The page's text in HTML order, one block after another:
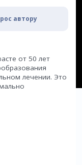
автору
от 50 лет
лечении. Это